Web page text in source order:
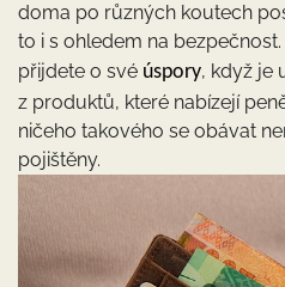
doma po různých koutech
to i s ohledem na
přijdete o své úspory, když je
z produktů, které nabízejí
ničeho takového se obávat
pojištěny.